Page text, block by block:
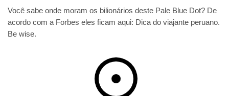
Você sabe onde moram os bilionários deste Pale Blue Dot? De
acordo com a Forbes eles ficam aqui: Dica do viajante peruano.
Be wise.